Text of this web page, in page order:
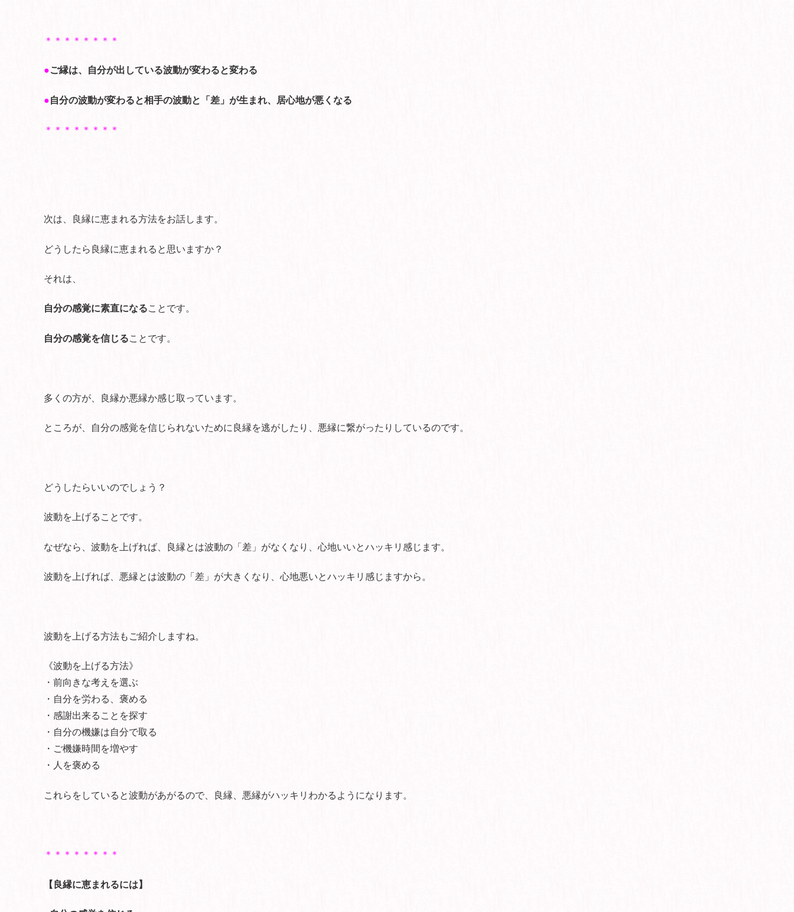
＊＊＊＊＊＊＊＊
●ご縁は、自分が出している波動が変わると変わる
●自分の波動が変わると相手の波動と「差」が生まれ、居心地が悪くなる
＊＊＊＊＊＊＊＊
次は、良縁に恵まれる方法をお話します。
どうしたら良縁に恵まれると思いますか？
それは、
自分の感覚に素直になることです。
自分の感覚を信じることです。
多くの方が、良縁か悪縁か感じ取っています。
ところが、自分の感覚を信じられないために良縁を逃がしたり、悪縁に繋がったりしているのです。
どうしたらいいのでしょう？
波動を上げることです。
なぜなら、波動を上げれば、良縁とは波動の「差」がなくなり、心地いいとハッキリ感じます。
波動を上げれば、悪縁とは波動の「差」が大きくなり、心地悪いとハッキリ感じますから。
波動を上げる方法もご紹介しますね。
《波動を上げる方法》
・前向きな考えを選ぶ
・自分を労わる、褒める
・感謝出来ることを探す
・自分の機嫌は自分で取る
・ご機嫌時間を増やす
・人を褒める
これらをしていると波動があがるので、良縁、悪縁がハッキリわかるようになります。
＊＊＊＊＊＊＊＊
【良縁に恵まれるには】